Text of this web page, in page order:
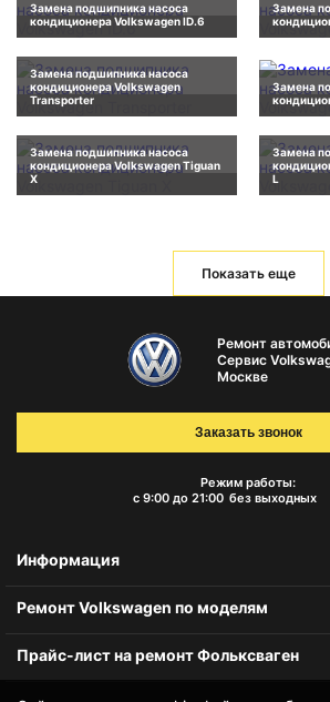
Замена подшипника насоса
кондиционера Volkswagen ID.6
Замена
Замена подшипника насоса
кондиционера Volkswagen
Transporter
Замена
Замена подшипника насоса
кондиционера Volkswagen Tiguan
X
Замена
L
Показать еще
Ремонт
Сервис
Москве
Режим работы:
с 9:00 до 21:00 без выходных
Заказать звонок
Информация
Ремонт Volkswagen по моделям
Прайс-лист на ремонт Фольксваген